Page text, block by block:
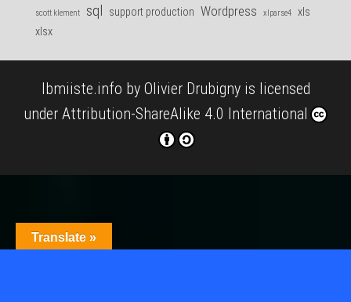
scott klement sql support production Wordpress xlparse4
xls
xlsx
Ibmiiste.info by Olivier Drubignyis licensed
under Attribution-ShareAlike 4.0 International
Translate »